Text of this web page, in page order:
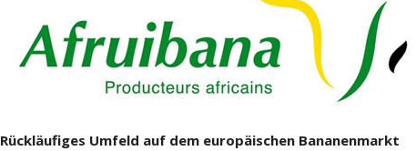
Rückläufiges Umfeld auf dem europäischen Bananenmarkt